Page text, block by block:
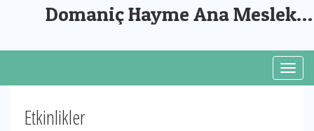
Domaniç Hayme Ana Meslek
Etkinlikler